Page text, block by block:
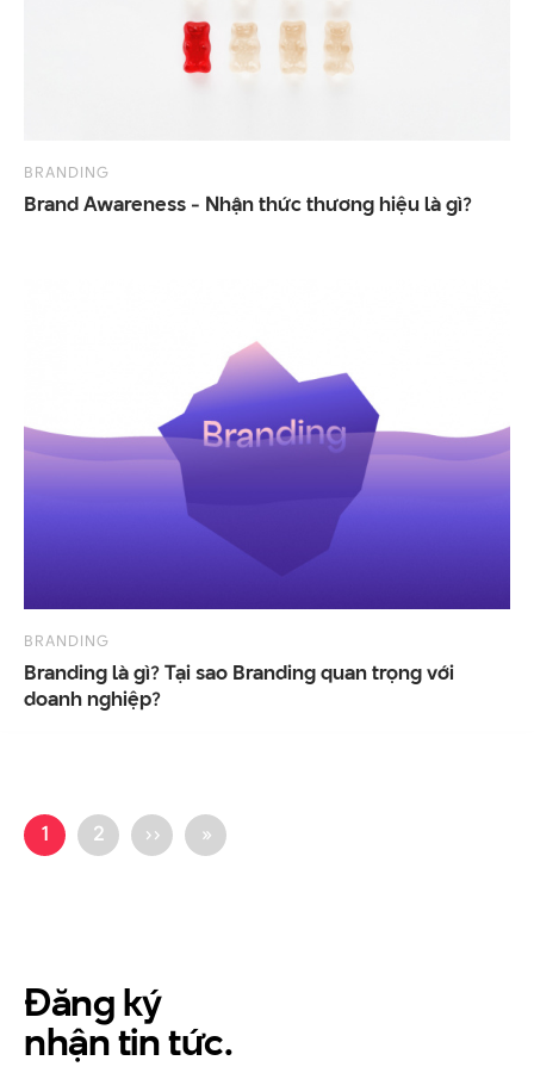
BRANDING
BrandAwareness - Nhậnthứcthươnghiệulàgì?
BRANDING
Branding là gì? Tại sao Branding quan trọng với
doanh nghiệp?
1 2 ›› »
Đăng ký
nhận tin tức.